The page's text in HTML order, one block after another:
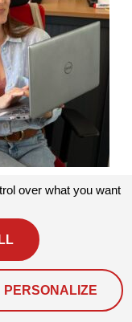
over what you want
PERSONALIZE